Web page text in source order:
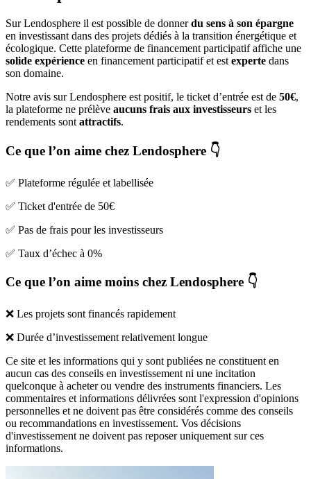
Sur Lendosphere il est possible de donnerdu sens à son épargne
en investissant dans des projets dédiés à la transition énergétique et
écologique. Cette plateforme de financement participatif affiche une
solide expérience en financement participatif et est experte dans
son domaine.
Notre avis sur Lendosphere est positif, le ticket d’entrée est de 50€,
la plateforme ne prélève aucuns frais aux investisseurs et les
rendements sont attractifs.
Ce que l’on aime chez Lendosphere 👇
✅ Plateforme régulée et labellisée
✅ Ticket d'entrée de 50€
✅ Pas de frais pour les investisseurs
✅ Taux d’échec à 0%
Ce que l’on aime moins chez Lendosphere 👇
❌ Les projets sont financés rapidement
❌ Durée d’investissement relativement longue
Ce site et les informations qui y sont publiées ne constituent en
aucun cas des conseils en investissement ni une incitation
quelconque à acheter ou vendre des instruments financiers. Les
commentaires et informations délivrées sont l'expression d'opinions
personnelles et ne doivent pas être considérés comme des conseils
ou recommandations en investissement. Vos décisions
d'investissement ne doivent pas reposer uniquement sur ces
informations.